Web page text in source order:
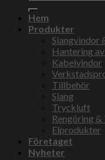
efter:
Hem
Produkter
Slangvindor
Hantering
Kabelvindor
Tillbehör
Slang
Tryckluft
Rengöring
Elprodukter
Företaget
Nyheter